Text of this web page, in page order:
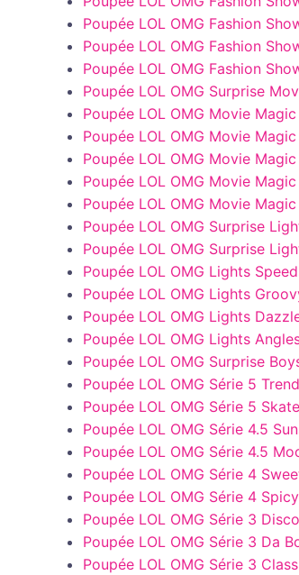
Poupée LOL OMG Fashion
Poupée LOL OMG Fashion
Poupée LOL OMG Fashion
Poupée LOL OMG Surprise
Poupée LOL OMG Movie
Poupée LOL OMG Movie
Poupée LOL OMG Movie
Poupée LOL OMG Movie
Poupée LOL OMG Movie
Poupée LOL OMG Surprise
Poupée LOL OMG Surprise
Poupée LOL OMG Lights
Poupée LOL OMG Lights
Poupée LOL OMG Lights
Poupée LOL OMG Lights
Poupée LOL OMG Surprise
Poupée LOL OMG Série 5
Poupée LOL OMG Série 5
Poupée LOL OMG Série 4.5
Poupée LOL OMG Série 4.5
Poupée LOL OMG Série 4
Poupée LOL OMG Série 4
Poupée LOL OMG Série 3
Poupée LOL OMG Série 3 Da
Poupée LOL OMG Série 3